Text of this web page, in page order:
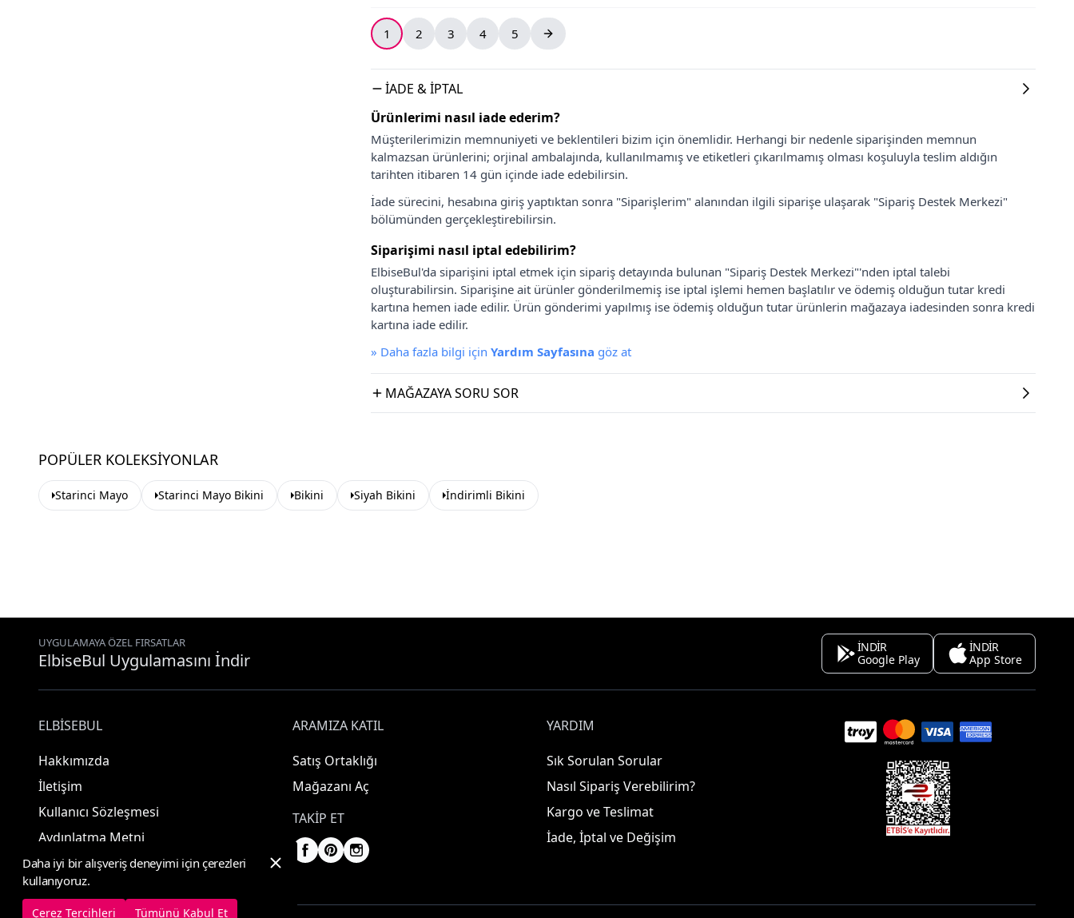
1 2 3 4 5
İADE & İPTAL
Ürünlerimi nasıl iade ederim?
Müşterilerimizin memnuniyeti ve beklentileri bizim için önemlidir. Herhangi bir nedenle siparişinden memnun
kalmazsan ürünlerini; orjinal ambalajında, kullanılmamış ve etiketleri çıkarılmamış olması koşuluyla teslim aldığın
tarihten itibaren 14 gün içinde iade edebilirsin.
İade sürecini, hesabına giriş yaptıktan sonra "Siparişlerim" alanından ilgili siparişe ulaşarak "Sipariş Destek Merkezi"
bölümünden gerçekleştirebilirsin.
Siparişimi nasıl iptal edebilirim?
ElbiseBul'da siparişini iptal etmek için sipariş detayında bulunan "Sipariş Destek Merkezi"'nden iptal talebi
oluşturabilirsin. Siparişine ait ürünler gönderilmemiş ise iptal işlemi hemen başlatılır ve ödemiş olduğun tutar kredi
kartına hemen iade edilir. Ürün gönderimi yapılmış ise ödemiş olduğun tutar ürünlerin mağazaya iadesinden sonra kredi
kartına iade edilir.
» Daha fazla bilgi için Yardım Sayfasına göz at
MAĞAZAYA SORU SOR
POPÜLER KOLEKSIYONLAR
Starinci Mayo Starinci Mayo Bikini Bikini Siyah Bikini İndirimli Bikini
UYGULAMAYA ÖZEL FIRSATLAR
ElbiseBul Uygulamasını İndir
İNDİR
Google Play
İNDİR
App Store
ELBISEBUL
Hakkımızda
İletişim
Kullanıcı Sözleşmesi
Aydınlatma Metni
ARAMIZA KATIL
Satış Ortaklığı
Mağazanı Aç
TAKIP ET
YARDIM
Sık Sorulan Sorular
Nasıl Sipariş Verebilirim?
Kargo ve Teslimat
İade, İptal ve Değişim
Daha iyi bir alışveriş deneyimi için çerezleri
kullanıyoruz.
Çerez Tercihleri Tümünü Kabul Et